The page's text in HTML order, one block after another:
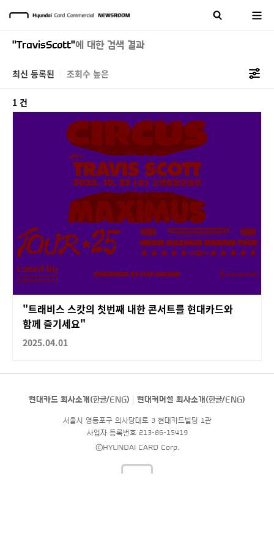
"TravisScott"에 대한 검색 결과
최신 등록된 조회수 높은
1 건
"트래비스 스캇의 첫번째 내한 콘서트를 현대카드와
함께 즐기세요"
2025.04.01
현대카드 회사소개(한글/ENG) 현대커머셜 회사소개(한글/ENG)
서울시 영등포구 의사당대로 3 현대카드빌딩 1관
사업자 등록번호 213-86-15419
©HYUNDAI CARD Corp.